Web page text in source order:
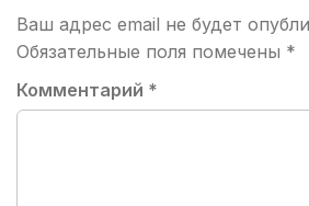
Ваш адрес email не будет
Обязательные поля помечены *
Комментарий *